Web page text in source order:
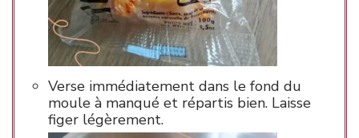
Verse immédiatement dans le fond du
moule à manqué et répartis bien. Laisse
figer légèrement.